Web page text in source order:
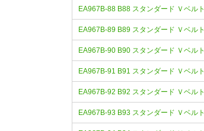
EA967B-88 B88 スタンダード Ｖベルト
EA967B-89 B89 スタンダード Ｖベルト
EA967B-90 B90 スタンダード Ｖベルト
EA967B-91 B91 スタンダード Ｖベルト
EA967B-92 B92 スタンダード Ｖベルト
EA967B-93 B93 スタンダード Ｖベルト